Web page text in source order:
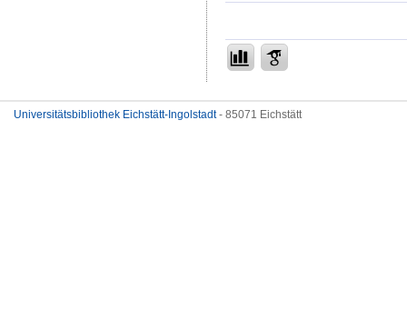
Universitätsbibliothek Eichstätt-Ingolstadt- 85071 Eichstätt